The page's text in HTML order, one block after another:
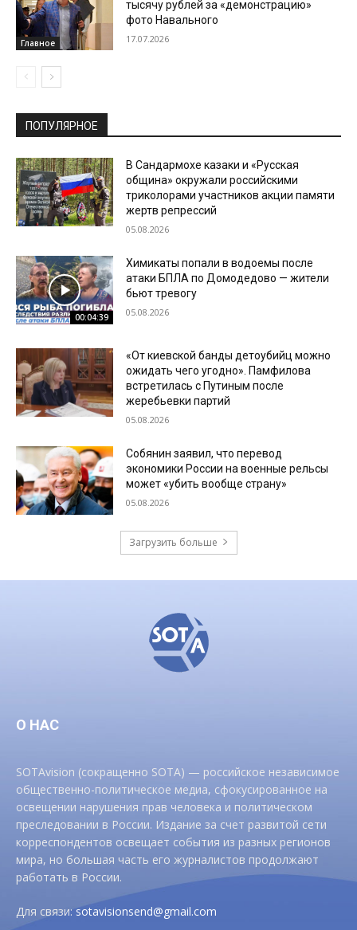
Главное
тысячу рублей за «демонстрацию»
фото Навального
17.07.2026
ПОПУЛЯРНОЕ
В Сандармохе казаки и «Русская
община» окружали российскими
триколорами участников акции памяти
жертв репрессий
05.08.2026
00:04:39
Химикаты попали в водоемы после
атаки БПЛА по Домодедово — жители
бьют тревогу
05.08.2026
«От киевской банды детоубийц можно
ожидать чего угодно». Памфилова
встретилась с Путиным после
жеребьевки партий
05.08.2026
Собянин заявил, что перевод
экономики России на военные рельсы
может «убить вообще страну»
05.08.2026
Загрузить больше
О НАС
SOTAvision (сокращенно SOTA) — российское независимое
общественно-политическое медиа, сфокусированное на
освещении нарушения прав человека и политическом
преследовании в России. Издание за счет развитой сети
корреспондентов освещает события из разных регионов
мира, но большая часть его журналистов продолжают
работать в России.
Для связи:sotavisionsend@gmail.com